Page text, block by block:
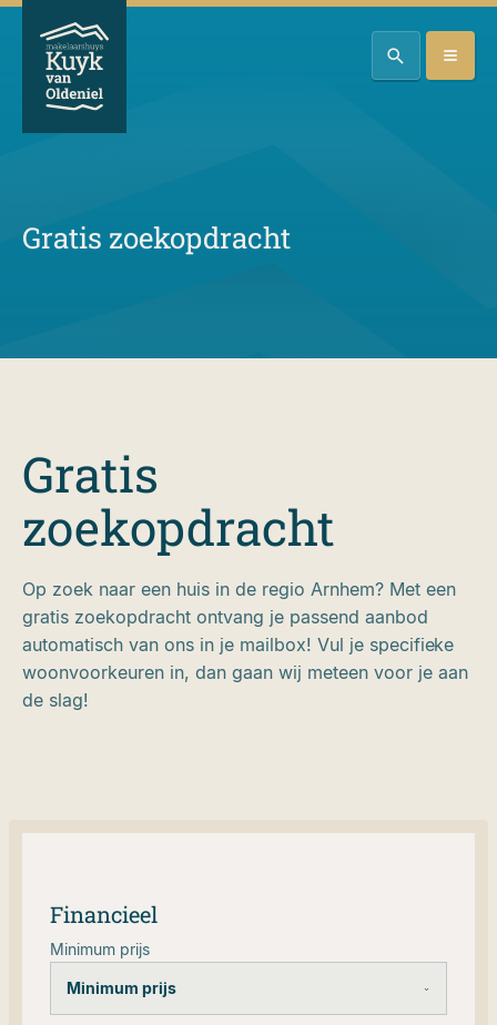
Gratis zoekopdracht
Gratis
zoekopdracht
Op zoek naar een huis in de regio Arnhem? Met een
gratis zoekopdracht ontvang je passend aanbod
automatisch van ons in je mailbox! Vul je specifieke
woonvoorkeuren in, dan gaan wij meteen voor je aan
de slag!
Financieel
Minimum prijs
Minimum prijs